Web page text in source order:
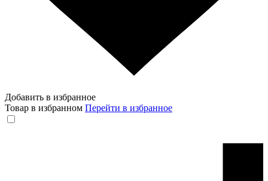
Добавить в избранное
Товар в избранном Перейти в избранное